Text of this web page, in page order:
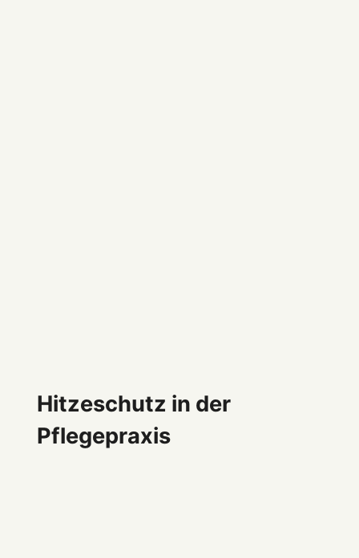
Hitzeschutz in der
Pflegepraxis